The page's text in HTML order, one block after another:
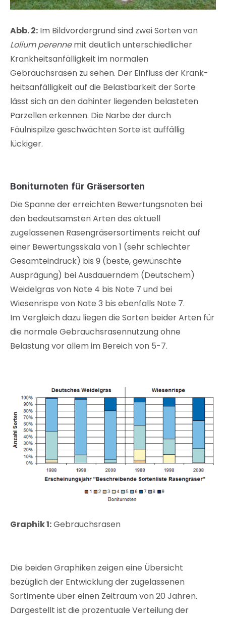
Abb. 2: Im Bildvordergrund sind zwei Sorten von
Lolium perennemit deutlich unterschiedlicher
Krankheitsanfälligkeit im normalen
Gebrauchsrasen zu sehen. Der Einfluss der Krank-
heitsanfälligkeit auf die Belastbarkeit der Sorte
lässt sich an den dahinter liegenden belasteten
Parzellen erkennen. Die Narbe der durch
Fäulnispilze geschwächten Sorte ist auffällig
lückiger.
Boniturnoten für Gräsersorten
Die Spanne der erreichten Bewertungsnoten bei
den bedeutsamsten Arten des aktuell
zugelassenen Rasengräsersortiments reicht auf
einer Bewertungsskala von 1 (sehr schlechter
Gesamteindruck) bis 9 (beste, gewünschte
Ausprägung) bei Ausdauerndem (Deutschem)
Weidelgras von Note 4 bis Note 7 und bei
Wiesenrispe von Note 3 bis ebenfalls Note 7.
Im Vergleich dazu liegen die Sorten beider Arten für
die normale Gebrauchsrasennutzung ohne
Belastung vor allem im Bereich von 5-7.
Graphik 1:Gebrauchsrasen
Die beiden Graphiken zeigen eine Übersicht
bezüglich der Entwicklung der zugelassenen
Sortimente über einen Zeitraum von 20 Jahren.
Dargestellt ist die prozentuale Verteilung der